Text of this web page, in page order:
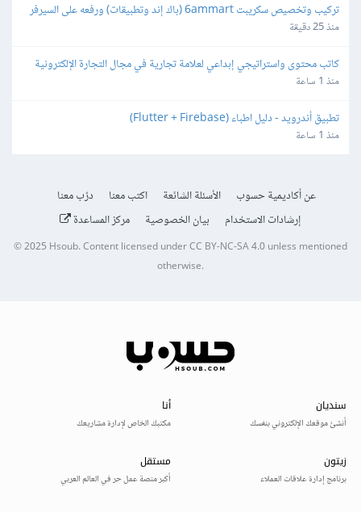
تركيب وتخصيص سكريبت 6ammart (باك إند وتطبيقات) ورفعه على السيرفر
والمتجر
منذ 25 دقيقة
كاتب محتوى واستراتيجي إبداعي لعلامة تجارية في مجال التجارة الإلكترونية
منذ 1 ساعة
تطبيق أندرويد - دليل اطباء (Flutter + Firebase)
منذ 1 ساعة
عن أكاديمية حسوب الأسئلة الشائعة اكتب معنا
درّب معنا
إرشادات الاستخدام
بيان الخصوصية مركز المساعدة
© 2025 Hsoub.Content licensed underCC BY-NC-SA 4.0unless mentioned
otherwise.